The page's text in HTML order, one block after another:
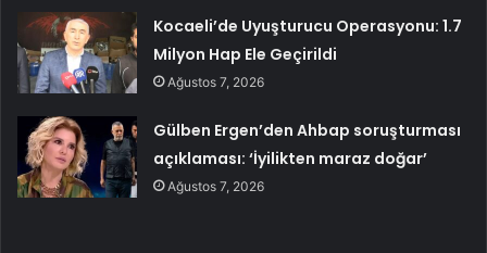
Kocaeli’de Uyuşturucu Operasyonu: 1.7
Milyon Hap Ele Geçirildi
Ağustos 7, 2026
Gülben Ergen’den Ahbap soruşturması
açıklaması: ‘İyilikten maraz doğar’
Ağustos 7, 2026